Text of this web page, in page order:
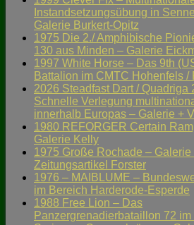
Instandsetzungsübung in
Galerie Burkert-Opitz
1975 Die 2./ Amphibische
130 aus Minden – Galerie
1997 White Horse – Das 9th
Battalion im CMTC Hohenfels /
2026 Steadfast Dart / Quadriga
Schnelle Verlegung
innerhalb Europas – Galerie +
1980 REFORGER Certain
Galerie Kelly
1975 Große Rochade – Galerie
Zeitungsartikel Forster
1976 – MAIBLUME –
im Bereich Harderode-Esperde
1988 Free Lion – Das
Panzergrenadierbataillon 72 im